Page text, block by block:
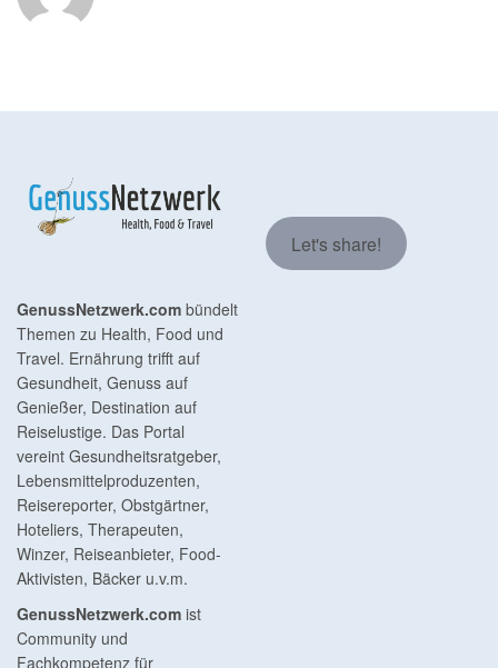
GenussNetzwerk.com bündelt
Themen zu Health, Food und
Travel. Ernährung trifft auf
Gesundheit, Genuss auf
Genießer, Destination auf
Reiselustige. Das Portal
vereint Gesundheitsratgeber,
Lebensmittelproduzenten,
Reisereporter, Obstgärtner,
Hoteliers, Therapeuten,
Winzer, Reiseanbieter, Food-
Aktivisten, Bäcker u.v.m.
GenussNetzwerk.com ist
Community und
Fachkompetenz für
Let's share!